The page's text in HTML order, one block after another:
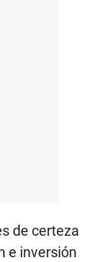
de certeza
e inversión